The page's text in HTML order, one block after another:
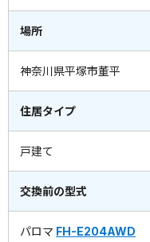
場所
神奈川県平塚市董平
住居タイプ
戸建て
交換前の型式
パロマ FH-E204AWD